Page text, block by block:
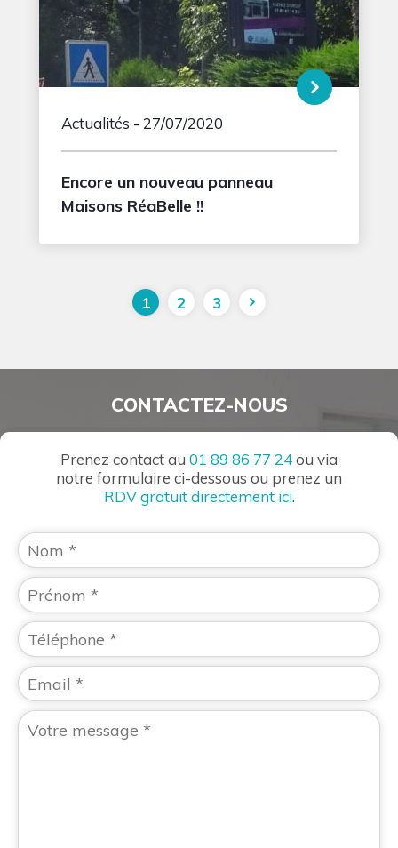
Actualités - 27/07/2020
Encore un nouveau panneau
Maisons RéaBelle !!
1 2 3
CONTACTEZ-NOUS
Prenez contact au 01 89 86 77 24ou via
notre formulaire ci-dessous ou prenez un
RDV gratuit directement ici.